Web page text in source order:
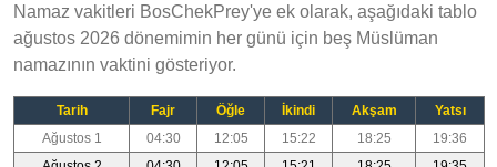
Namaz vakitleri BosChekPrey'ye ek olarak, aşağıdaki tablo
ağustos 2026 dönemimin her günü için beş Müslüman
namazının vaktini gösteriyor.
Tarih Fajr Öğle İkindi Akşam
Yatsı
Ağustos 1
04:30 12:05 15:22 18:25
19:36